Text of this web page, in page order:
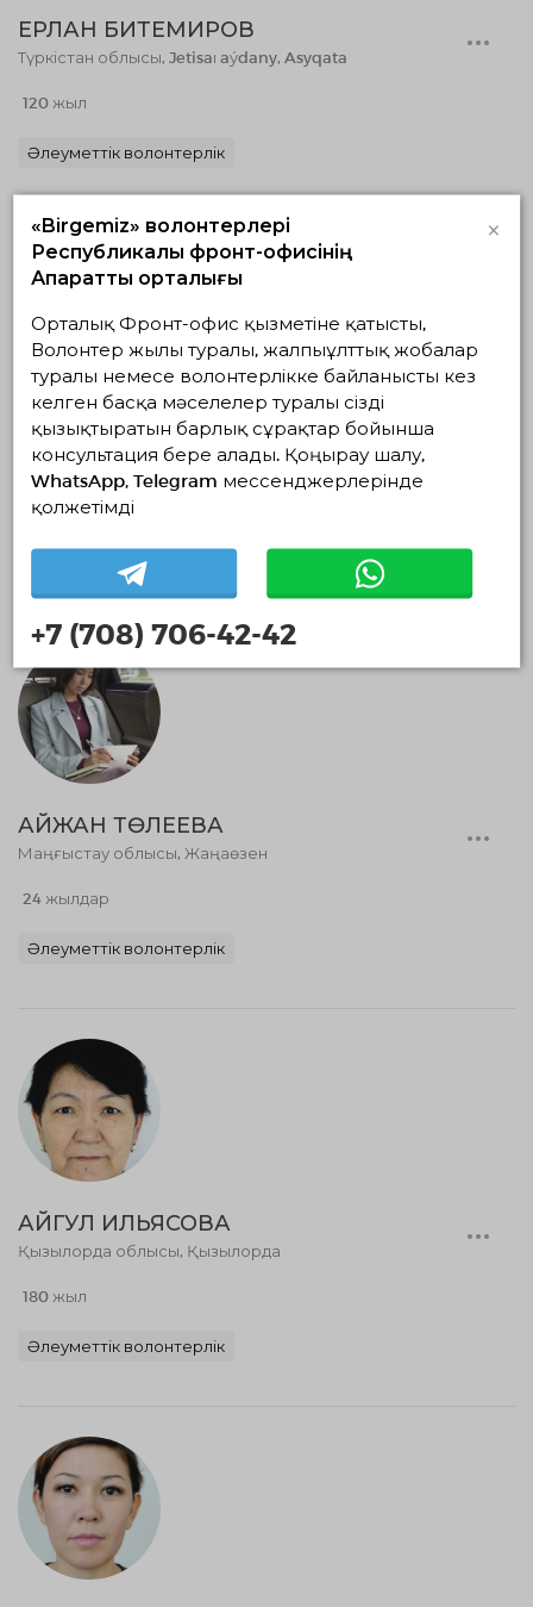
ЕРЛАН БИТЕМИРОВ
Түркістан облысы, Jetisaı aýdany, Asyqata
120 жыл
Әлеуметтік волонтерлік
САЛИЫҚ НҰРЛАН
Маңғыстау облысы, Жаңаөзен
12 жыл
Әлеуметтік волонтерлік
АЙЖАН ТӨЛЕЕВА
Маңғыстау облысы, Жаңаөзен
24 жылдар
Әлеуметтік волонтерлік
АЙГУЛ ИЛЬЯСОВА
Қызылорда облысы, Қызылорда
180 жыл
Әлеуметтік волонтерлік
«Birgemiz» волонтерлері
Республикалық фронт-офисінің
Ақпараттық орталығы
×
Орталық Фронт-офис қызметіне қатысты,
Волонтер жылы туралы, жалпыұлттық жобалар
туралы немесе волонтерлікке байланысты кез
келген басқа мәселелер туралы сізді
қызықтыратын барлық сұрақтар бойынша
консультация бере алады. Қоңырау шалу,
WhatsApp, Telegram мессенджерлерінде
қолжетімді
+7 (708) 706-42-42